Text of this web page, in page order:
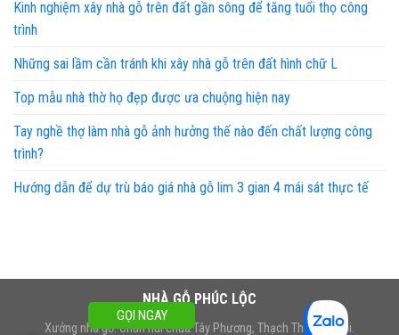
Kinh nghiệm xây nhà gỗ trên đất gần sông để tăng tuổi thọ công
trình
Những sai lầm cần tránh khi xây nhà gỗ trên đất hình chữ L
Top mẫu nhà thờ họ đẹp được ưa chuộng hiện nay
Tay nghề thợ làm nhà gỗ ảnh hưởng thế nào đến chất lượng công
trình?
Hướng dẫn để dự trù báo giá nhà gỗ lim 3 gian 4 mái sát thực tế
NHÀ GỖ PHÚC LỘC
Xưởng nhà gỗ: Chân núi chùa Tây Phương, Thạch Thất, Hà Nội.
GỌI NGAY